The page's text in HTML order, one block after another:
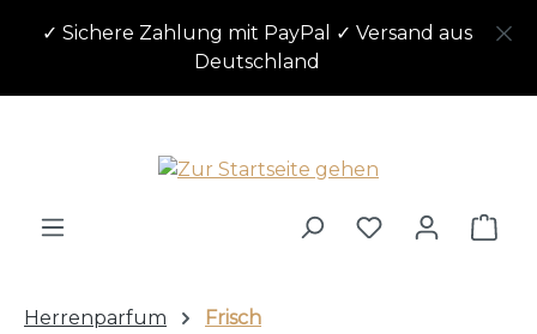
Zum Hauptinhalt springen
✓ Sichere Zahlung mit PayPal ✓ Versand aus
Deutschland
Herrenparfum Frisch